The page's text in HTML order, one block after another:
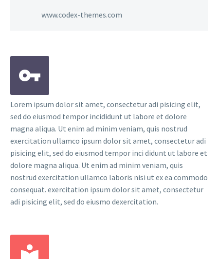
www.codex-themes.com
Lorem ipsum dolor sit amet, consectetur adi pisicing elit,
sed do eiusmod tempor incididunt ut labore et dolore
magna aliqua. Ut enim ad minim veniam, quis nostrud
exercitation ullamco ipsum dolor sit amet, consectetur adi
pisicing elit, sed do eiusmod tempor inci didunt ut labore et
dolore magna aliqua. Ut enim ad minim veniam, quis
nostrud exercitation ullamco laboris nisi ut ex ea commodo
consequat. exercitation ipsum dolor sit amet, consectetur
adi pisicing elit, sed do eiusmo dexercitation.